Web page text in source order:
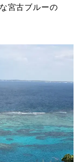
宮古ブルーの